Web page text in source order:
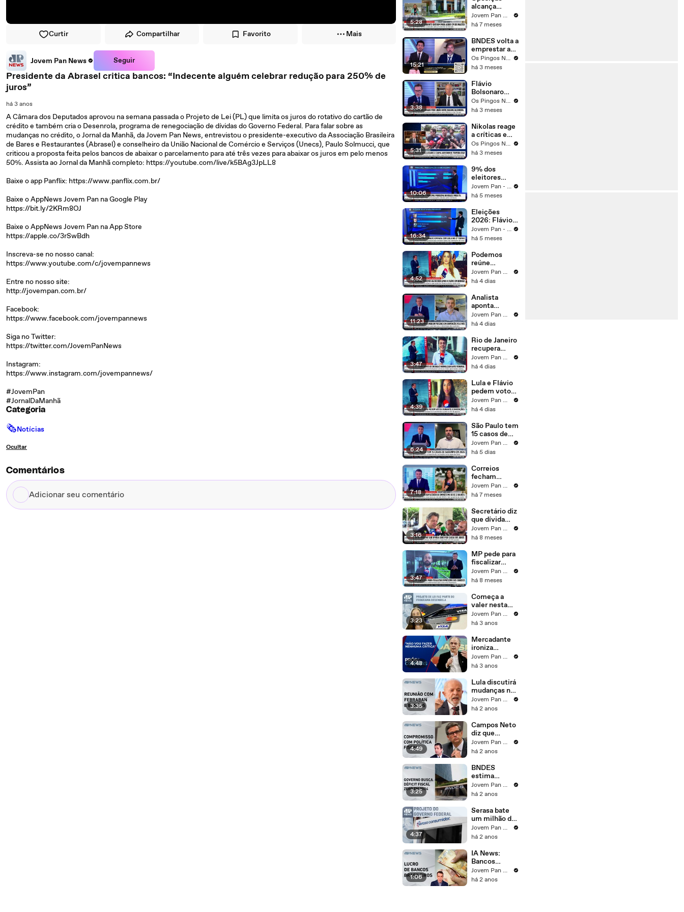
Curtir Compartilhar Favorito Mais
Jovem Pan News Seguir
Presidente da Abrasel critica bancos: “Indecente alguém celebrar redução para 250% de
juros”
há 3 anos
A Câmara dos Deputados aprovou na semana passada o Projeto de Lei (PL) que limita os juros do rotativo do cartão de
crédito e também cria o Desenrola, programa de renegociação de dívidas do Governo Federal. Para falar sobre as
mudanças no crédito, o Jornal da Manhã, da Jovem Pan News, entrevistou o presidente-executivo da Associação Brasileira
de Bares e Restaurantes (Abrasel) e conselheiro da União Nacional de Comércio e Serviços (Unecs), Paulo Solmucci, que
criticou a proposta feita pelos bancos de abaixar o parcelamento para até três vezes para abaixar os juros em pelo menos
50%. Assista ao Jornal da Manhã completo: https://youtube.com/live/k5BAg3JpLL8
Baixe o app Panflix: https://www.panflix.com.br/
Baixe o AppNews Jovem Pan na Google Play
https://bit.ly/2KRm8OJ
Baixe o AppNews Jovem Pan na App Store
https://apple.co/3rSwBdh
Inscreva-se no nosso canal:
https://www.youtube.com/c/jovempannews
Entre no nosso site:
http://jovempan.com.br/
Facebook:
https://www.facebook.com/jovempannews
Siga no Twitter:
https://twitter.com/JovemPanNews
Instagram:
https://www.instagram.com/jovempannews/
#JovemPan
#JornalDaManhã
Categoria
🗞Notícias
Ocultar
Comentários
Adicionar
seu
Nenhum”;
Trindade e
Mehero
comentam
5:28
alcança
quórum e
CPMI do
deve sair do
papel
Jovem Pan News
há 7 meses
15:21
BNDES volta a
emprestar a
países que
ainda devem
Brasi
Os Pingos Nos Is
há 3 meses
3:38
Flávio
Bolsonaro
pede união
após conflitos
Os Pingos Nos Is
há 3 meses
5:31
Nikolas reage
a críticas e
chama Jair
Renan de
cega”
Os Pingos Nos Is
há 3 meses
10:06
9% dos
eleitores
citam
corrupção
principal
problema do
Brasil,
segundo
Datafolha
Jovem Pan - 3 em 1
há 5 meses
16:34
Eleições
2026: Flávio
Bolsonaro
empata com
turno,
segundo
Atlas/Bloomb
erg
Jovem Pan - 3 em 1
há 5 meses
4:52
Podemos
reúne
bancadas para
decidir apoio a
Bolsonaro
Jovem Pan News
há 4 dias
11:23
Analista
aponta
desafios de
Lula e Flávio
com eleitor
de centro
Jovem Pan News
há 4 dias
3:47
Rio de Janeiro
recupera
energia quatro
dias após
seis mortes
Jovem Pan News
há 4 dias
4:39
Lula e Flávio
pedem votos
em
convenções e
TSE
Jovem Pan News
há 4 dias
6:24
São Paulo tem
15 casos de
sarampo e
inicia
vacinação
Jovem Pan News
há 5 dias
7:18
Correios
fecham
empréstimo
de R$ 12
bancos; Deysi
e Monica
comentam
Jovem Pan News
há 7 meses
3:16
Secretário diz
que dívida
pública
cresce por
juros
Jovem Pan News
há 8 meses
3:47
MP pede para
fiscalizar
empréstimo
dos Correios
Jovem Pan News
há 8 meses
3:23
Começa a
valer nesta
quarta (03) o
limite para
rotativo
Jovem Pan News
há 3 anos
4:48
Mercadante
ironiza
Campos Neto
e o BC: "Vou
salva de
palmas"|
PRÓS E
CONTRAS
Jovem Pan News
há 3 anos
3:35
Lula discutirá
mudanças no
crédito
consignado
Jovem Pan News
há 2 anos
4:49
Campos Neto
diz que
reforma
administrativ
importante na
redução de
juros; Alan
Ghani analisa
Jovem Pan News
há 2 anos
3:25
BNDES
estima
contribuir
com R$ 34
governo
Jovem Pan News
há 2 anos
4:37
Serasa bate
um milhão de
acessos no
programa
Brasil
Jovem Pan News
há 2 anos
1:06
IA News:
Bancos
brasileiros
devem ter
Jovem Pan News
há 2 anos